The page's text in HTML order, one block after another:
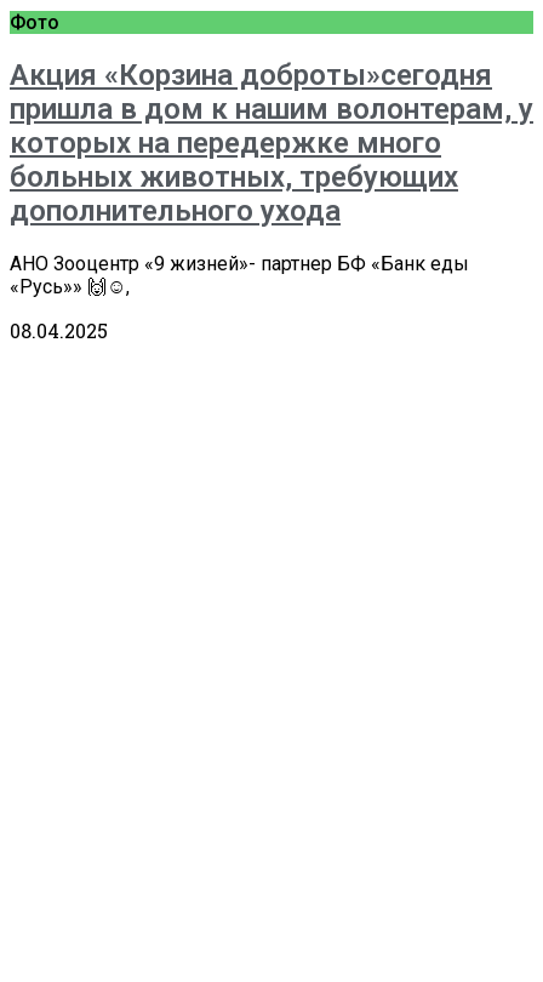
Фото
Акция «Корзина доброты»сегодня
пришла в дом к нашим волонтерам, у
которых на передержке много
больных животных, требующих
дополнительного ухода
АНО Зооцентр «9 жизней»- партнер БФ «Банк еды
«Русь»» 🙌☺️,
08.04.2025